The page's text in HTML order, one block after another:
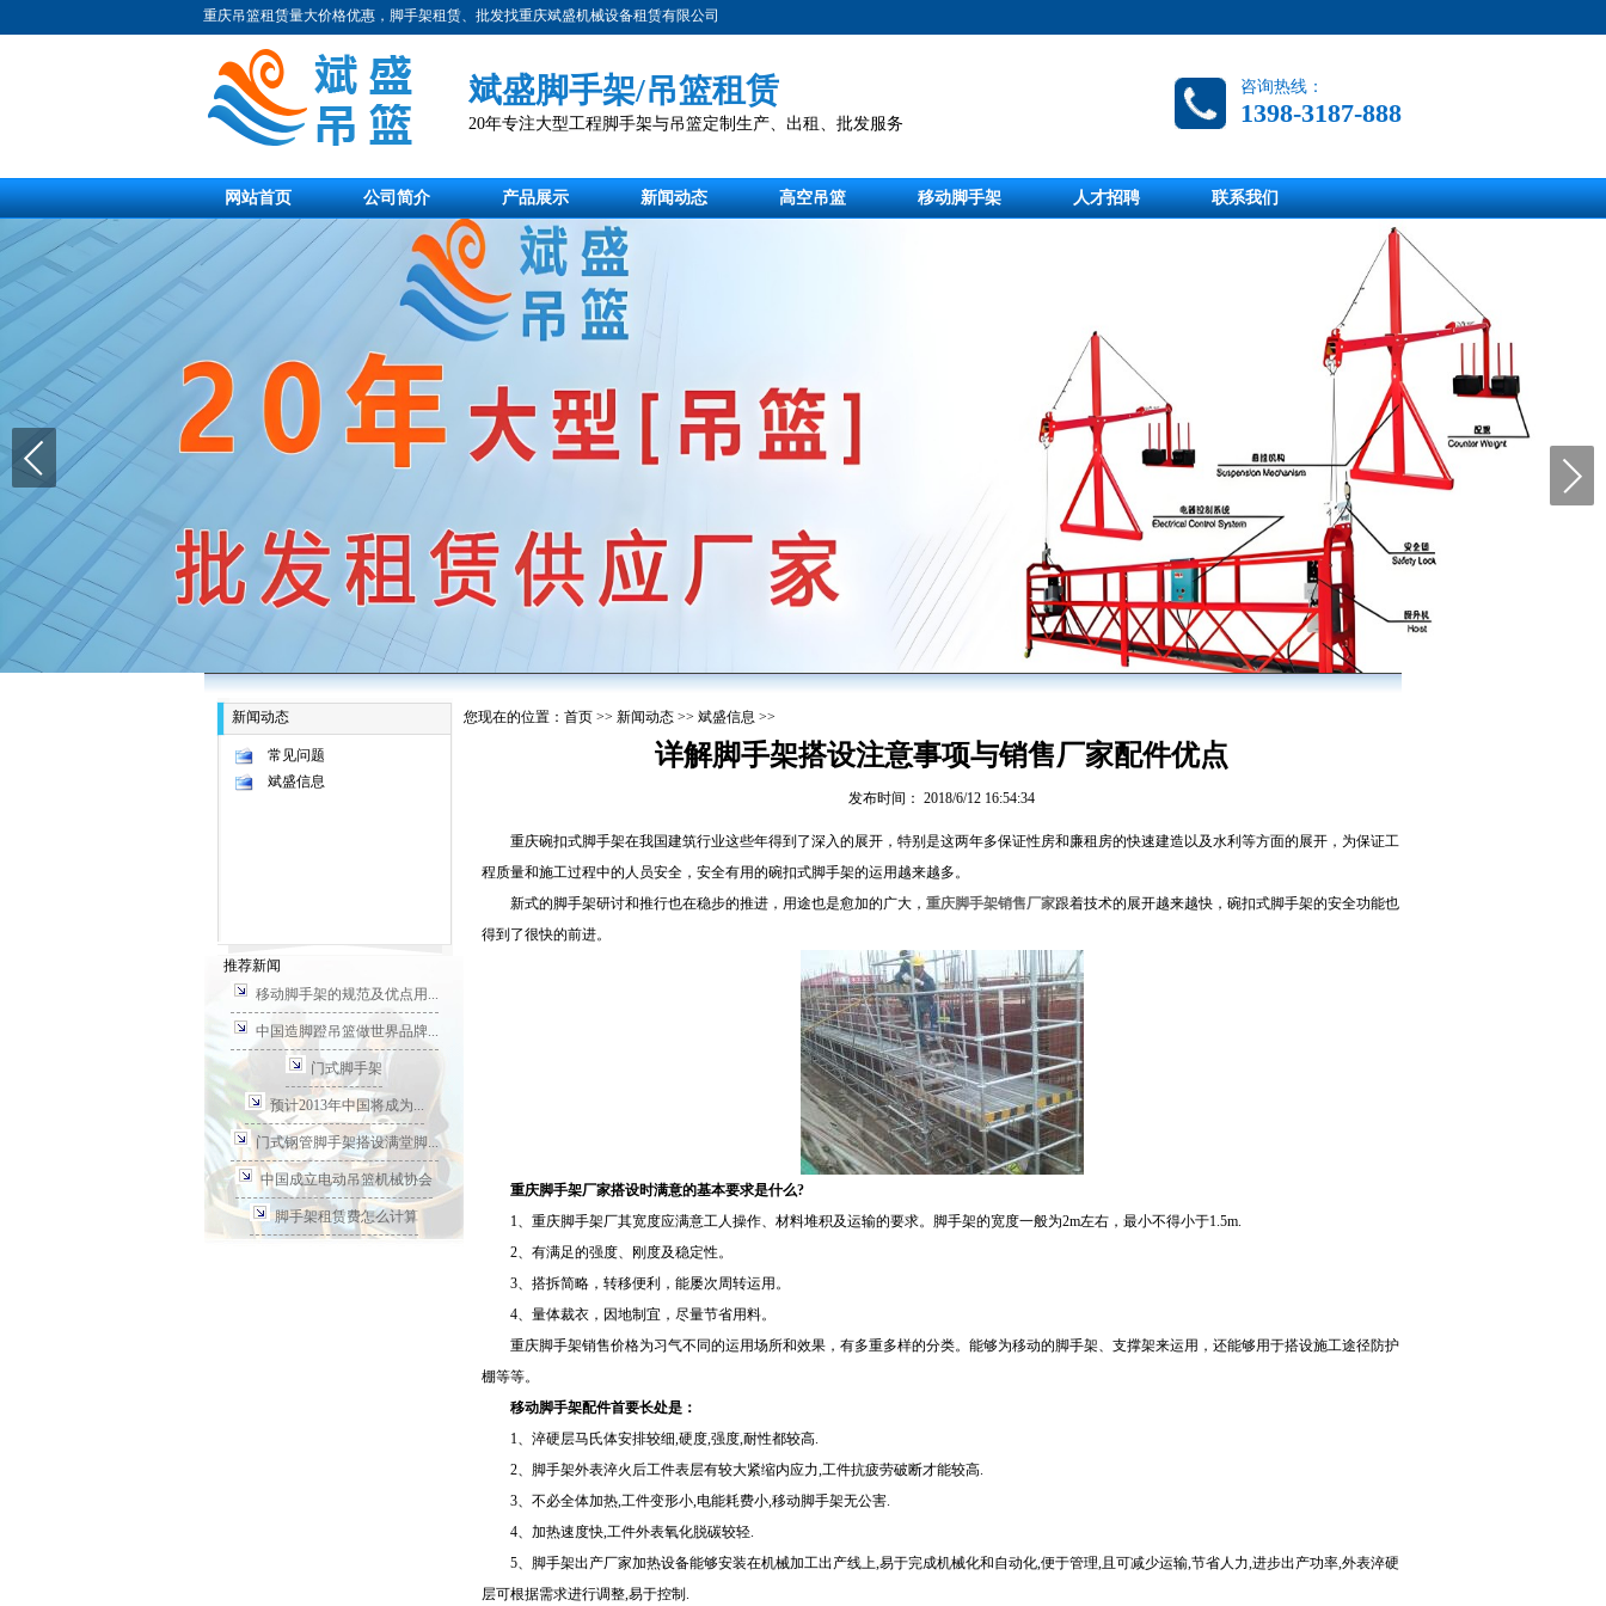
重庆吊篮租赁量大价格优惠，脚手架租赁、批发找重庆斌盛机械设备租赁有限公司
斌盛脚手架/吊篮租赁
20年专注大型工程脚手架与吊篮定制生产、出租、批发服务
咨询热线：
1398-3187-888
网站首页 公司简介 产品展示 新闻动态 高空吊篮 移动脚手架 人才招聘 联系我们
新闻动态
常见问题
斌盛信息
推荐新闻
移动脚手架的规范及优点用...
中国造脚蹬吊篮做世界品牌...
门式脚手架
预计2013年中国将成为...
门式钢管脚手架搭设满堂脚...
中国成立电动吊篮机械协会
脚手架租赁费怎么计算
您现在的位置： 首页 >> 新闻动态 >> 斌盛信息 >>
详解脚手架搭设注意事项与销售厂家配件优点
发布时间： 2018/6/12 16:54:34
重庆碗扣式脚手架在我国建筑行业这些年得到了深入的展开，特别是这两年多保证性房和廉租房的快速建造以及水利等方面的展开，为保证工
程质量和施工过程中的人员安全，安全有用的碗扣式脚手架的运用越来越多。
新式的脚手架研讨和推行也在稳步的推进，用途也是愈加的广大， 重庆脚手架销售厂家跟着技术的展开越来越快，碗扣式脚手架的安全功能也
得到了很快的前进。
重庆脚手架厂家搭设时满意的基本要求是什么?
1、重庆脚手架厂其宽度应满意工人操作、材料堆积及运输的要求。脚手架的宽度一般为2m左右，最小不得小于1.5m.
2、有满足的强度、刚度及稳定性。
3、搭拆简略，转移便利，能屡次周转运用。
4、量体裁衣，因地制宜，尽量节省用料。
重庆脚手架销售价格为习气不同的运用场所和效果，有多重多样的分类。能够为移动的脚手架、支撑架来运用，还能够用于搭设施工途径防护
棚等等。​
移动脚手架配件首要长处是：
1、淬硬层马氏体安排较细,硬度,强度,耐性都较高.
2、脚手架外表淬火后工件表层有较大紧缩内应力,工件抗疲劳破断才能较高.
3、不必全体加热,工件变形小,电能耗费小,移动脚手架无公害.
4、加热速度快,工件外表氧化脱碳较轻.
5、脚手架出产厂家加热设备能够安装在机械加工出产线上,易于完成机械化和自动化,便于管理,且可减少运输,节省人力,进步出产功率,外表淬硬
层可根据需求进行调整,易于控制.